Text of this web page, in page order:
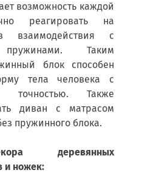
возможность каждой
реагировать на
взаимодействия с
Таким
блок способен
тела человека с
точностью. Также
диван с матрасом
пружинного блока.
деревянных
и ножек: